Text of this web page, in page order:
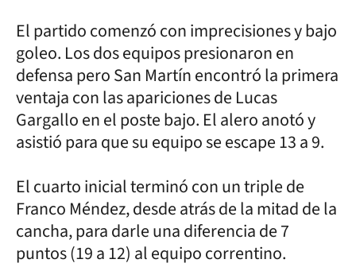
El partido comenzó con imprecisiones y bajo
goleo. Los dos equipos presionaron en
defensa pero San Martín encontró la primera
ventaja con las apariciones de Lucas
Gargallo en el poste bajo. El alero anotó y
asistió para que su equipo se escape 13 a 9.
El cuarto inicial terminó con un triple de
Franco Méndez, desde atrás de la mitad de la
cancha, para darle una diferencia de 7
puntos (19 a 12) al equipo correntino.